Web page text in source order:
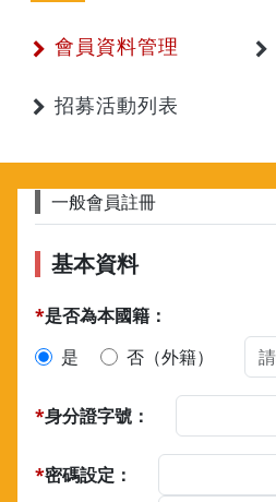
會員資料管理
招募活動列表
一般會員註冊
基本資料
*是否為本國籍：
是
否（外籍）
*身分證字號：
*密碼設定：